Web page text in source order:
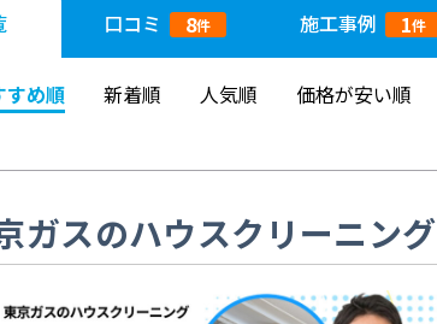
口コミ 8件 施工事例 1件
すめ順 新着順 人気順 価格が安い順
ガスのハウスクリーニング